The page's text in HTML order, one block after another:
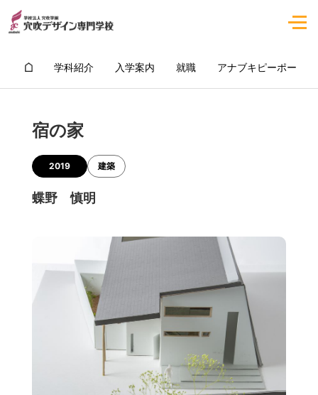
学科紹介 入学案内 就職 アナブキピーポー
宿の家
2019 建築
蝶野 慎明